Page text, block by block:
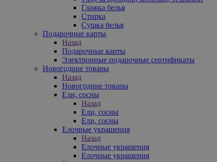
Глажка белья
Стирка
Сушка белья
Подарочные карты
Назад
Подарочные карты
Электронные подарочные сертификаты
Новогодние товары
Назад
Новогодние товары
Ели, сосны
Назад
Ели, сосны
Ели, сосны
Елочные украшения
Назад
Елочные украшения
Елочные украшения